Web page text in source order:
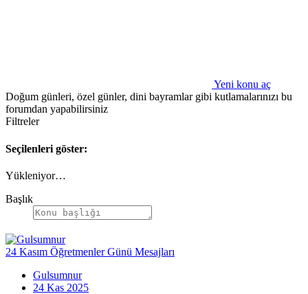
Yeni konu aç
Doğum günleri, özel günler, dini bayramlar gibi kutlamalarınızı bu
forumdan yapabilirsiniz
Filtreler
Seçilenleri göster:
Yükleniyor…
Başlık
24 Kasım Öğretmenler Günü Mesajları
Gulsumnur
24 Kas 2025